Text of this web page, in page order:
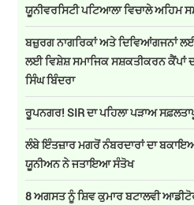
ਯੂਨੀਵਰਸਿਟੀ ਪਟਿਆਲਾ ਵਿਚਾਲੇ ਅਹਿਮ
ਬਜ਼ੁਰਗ ਨਾਗਰਿਕਾਂ ਅਤੇ ਦਿਵਿਆਂਗਜਨਾਂ
ਲਈ ਵਿਸ਼ੇਸ਼ ਸਮਾਜਿਕ ਸਸ਼ਕਤੀਕਰਨ ਕੈਂਪਾਂ
ਸਿੰਘ ਬਿੰਦਰਾ
ਰੂਪਨਗਰ! SIR ਦਾ ਪਹਿਲਾ ਪੜਾਅ
ਲੰਬੇ ਇੰਤਜ਼ਾਰ ਮਗਰੋਂ ਨੰਬਰਦਾਰਾਂ ਦਾ
ਯੂਨੀਅਨ ਨੇ ਜਤਾਇਆ ਸੰਤੋਖ
8 ਅਗਸਤ ਨੂੰ ਸ਼ਿਵ ਕੁਮਾਰ ਬਟਾਲਵੀ